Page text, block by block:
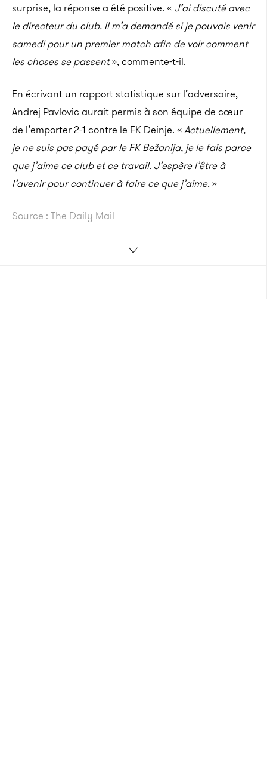
surprise, la réponse a été positive. « J’ai discuté avec
le directeur du club. Il m’a demandé si je pouvais venir
samedi pour un premier match afin de voir comment
les choses se passent», commente-t-il.
En écrivant un rapport statistique sur l’adversaire,
Andrej Pavlovic aurait permis à son équipe de cœur
de l’emporter 2-1 contre le FK Deinje. «Actuellement,
je ne suis pas payé par le FK Bežanija, je le fais parce
que j’aime ce club et ce travail. J’espère l’être à
l’avenir pour continuer à faire ce que j’aime.»
Source : The Daily Mail